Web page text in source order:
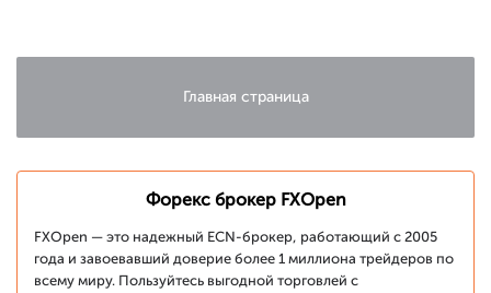
Главная страница
Форекс брокер FXOpen
FXOpen — это надежный ECN-брокер, работающий с 2005
года и завоевавший доверие более 1 миллиона трейдеров по
всему миру. Пользуйтесь выгодной торговлей с